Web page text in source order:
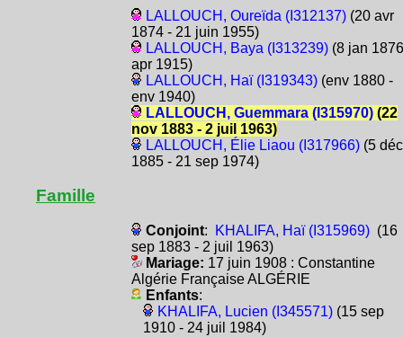
LALLOUCH, Oureïda (I312137)(20 avr
1874 - 21 juin 1955)
LALLOUCH, Baya (I313239)(8 jan
apr 1915)
LALLOUCH, Haï (I319343)(env 1880 -
env 1940)
LALLOUCH, Guemmara (I315970)(22
nov 1883 - 2 juil 1963)
LALLOUCH, Élie Liaou (I317966)(5 déc
1885 - 21 sep 1974)
Famille
Conjoint: KHALIFA, Haï (I315969)(16
sep 1883 - 2 juil 1963)
Mariage: 17 juin 1908 : Constantine
Algérie Française ALGÉRIE
Enfants:
KHALIFA, Lucien (I345571)(15 sep
1910 - 24 juil 1984)